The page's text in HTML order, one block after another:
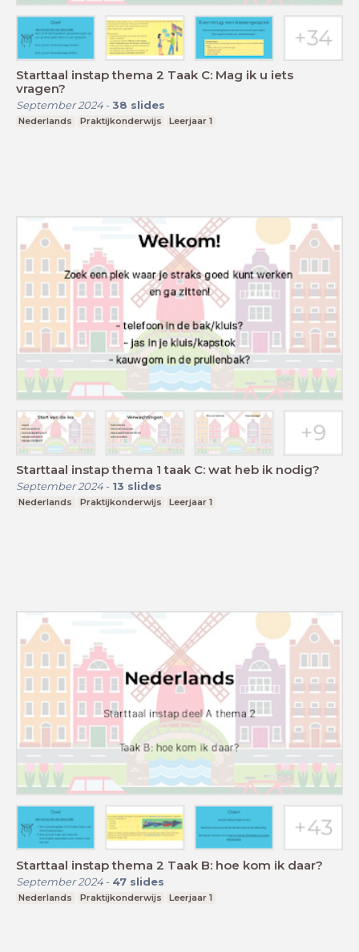
Starttaal instap thema 2 Taak C: Mag ik u iets
vragen?
September 2024- 38 slides
Nederlands Praktijkonderwijs Leerjaar 1
Starttaal instap thema 1 taak C: wat heb ik nodig?
September 2024- 13 slides
Nederlands Praktijkonderwijs Leerjaar 1
Starttaal instap thema 2 Taak B: hoe kom ik daar?
September 2024- 47 slides
Nederlands Praktijkonderwijs Leerjaar 1